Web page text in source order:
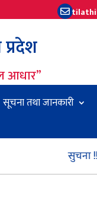

आधार”
सूचना तथा जानकारी
सुचना !!